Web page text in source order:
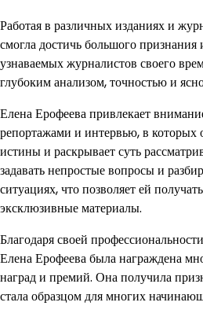
Работая в различных изданиях и
смогла достичь большого
узнаваемых журналистов своего
глубоким анализом, точностью и
Елена Ерофеева привлекает
репортажами и интервью, в которых
истины и раскрывает суть
задавать непростые вопросы и
ситуациях, что позволяет ей
эксклюзивные материалы.
Благодаря своей
Елена Ерофеева была награждена
наград и премий. Она получила
стала образцом для многих